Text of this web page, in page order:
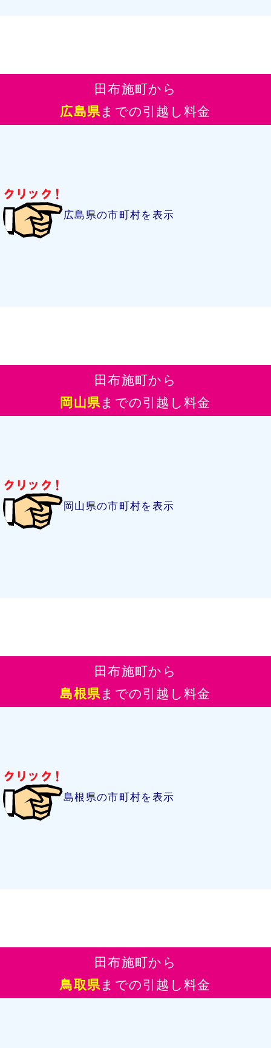
田布施町から
広島県までの引越し料金
広島県の市町村を表示
田布施町から
岡山県までの引越し料金
岡山県の市町村を表示
田布施町から
島根県までの引越し料金
島根県の市町村を表示
田布施町から
鳥取県までの引越し料金